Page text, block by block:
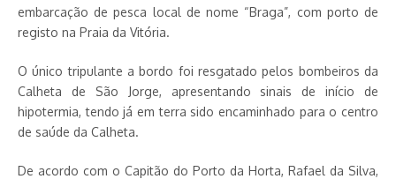
embarcação de pesca local de nome “Braga”, com porto de
registo na Praia da Vitória.
O único tripulante a bordo foi resgatado pelos bombeiros da
Calheta de São Jorge, apresentando sinais de início de
hipotermia, tendo já em terra sido encaminhado para o centro
de saúde da Calheta.
De acordo com o Capitão do Porto da Horta, Rafael da Silva,